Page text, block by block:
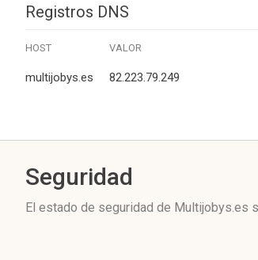
Registros DNS
HOST VALOR
multijobys.es 82.223.79.249
Seguridad
El estado de seguridad de Multijobys.es